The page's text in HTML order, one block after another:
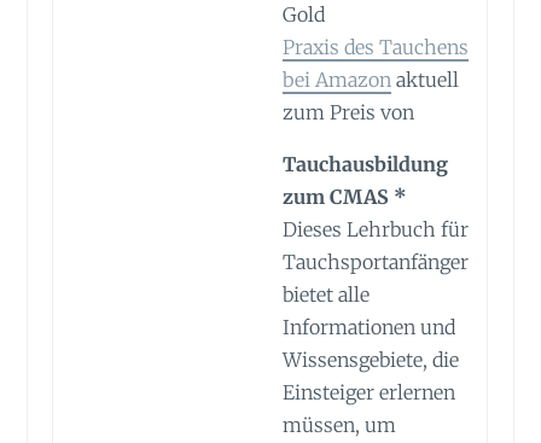
Gold
Praxis des Tauchens
bei Amazon aktuell
zum Preis von
Tauchausbildung
zum CMAS *
Dieses Lehrbuch für
Tauchsportanfänger
bietet alle
Informationen und
Wissensgebiete, die
Einsteiger erlernen
müssen, um